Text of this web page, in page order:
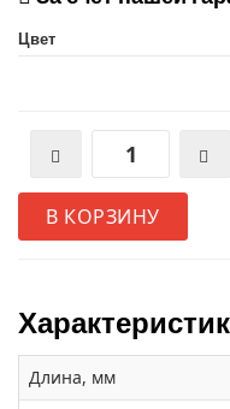
Цвет
В КОРЗИНУ
Длина, мм